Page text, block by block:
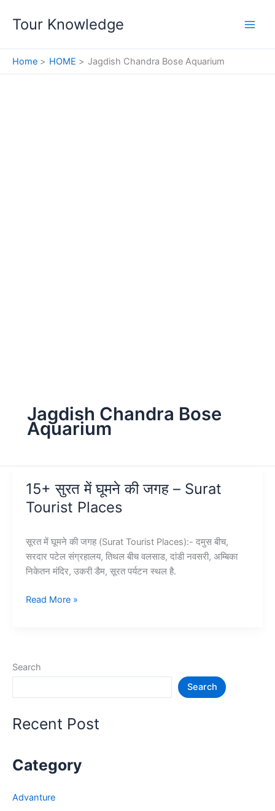
Tour Knowledge
Home HOME Jagdish Chandra Bose Aquarium
Jagdish Chandra Bose
Aquarium
15+ सुरत में घूमने की जगह – Surat
Tourist Places
सूरत में घूमने की जगह (Surat Tourist Places):- दमुस बीच,
सरदार पटेल संग्रहालय, तिथल बीच वलसाड, दांडी नवसरी, अम्बिका
निकेतन मंदिर, उकरी डैम, सूरत पर्यटन स्थल है.
15+
जगह
Places
Read More »
Search
Search
Recent Post
Category
Advanture